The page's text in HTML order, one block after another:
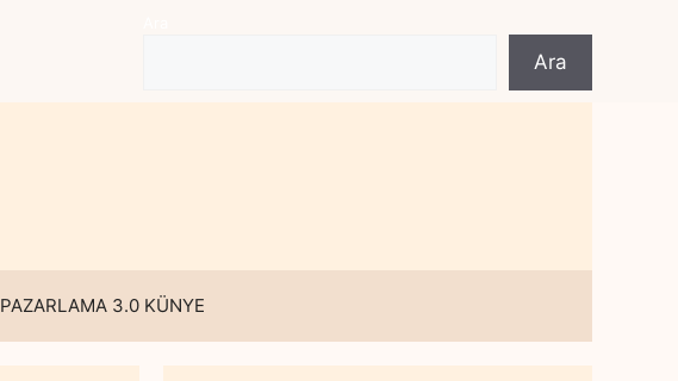
Ara
PAZARLAMA 3.0 KÜNYE